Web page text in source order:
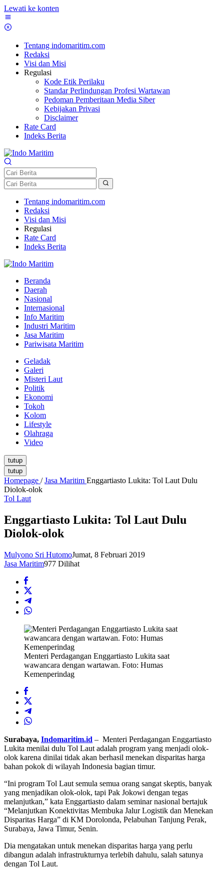
Lewati ke konten
Tentang indomaritim.com
Redaksi
Visi dan Misi
Regulasi
Kode Etik Perilaku
Standar Perlindungan Profesi Wartawan
Pedoman Pemberitaan Media Siber
Kebijakan Privasi
Disclaimer
Rate Card
Indeks Berita
Tentang indomaritim.com
Redaksi
Visi dan Misi
Regulasi
Rate Card
Indeks Berita
Beranda
Daerah
Nasional
Internasional
Info Maritim
Industri Maritim
Jasa Maritim
Pariwisata Maritim
Geladak
Galeri
Misteri Laut
Politik
Ekonomi
Tokoh
Kolom
Lifestyle
Olahraga
Video
tutup
tutup
Homepage / Jasa Maritim Enggartiasto Lukita: Tol Laut Dulu
Diolok-olok
Tol Laut
Enggartiasto Lukita: Tol Laut Dulu
Diolok-olok
Mulyono Sri HutomoJumat, 8 Februari 2019
Jasa Maritim977 Dilihat
Menteri Perdagangan Enggartiasto Lukita saat
wawancara dengan wartawan. Foto: Humas
Kemenperindag
Surabaya, Indomaritim.id – Menteri Perdagangan Enggartiasto
Lukita menilai dulu Tol Laut adalah program yang menjadi olok-
olok karena dinilai tidak akan berhasil menekan disparitas harga
bahan pokok di wilayah Indonesia bagian timur.
“Ini program Tol Laut semula semua orang sangat skeptis, banyak
yang menjadikan olok-olok, tapi Pak Jokowi dengan tegas
melanjutkan,” kata Enggartiasto dalam seminar nasional bertajuk
“Melanjutkan Konektivitas Membuka Jalur Logistik dan Menekan
Disparitas Harga” di KM Dorolonda, Pelabuhan Tanjung Perak,
Surabaya, Jawa Timur, Senin.
Dia mengatakan untuk menekan disparitas harga yang perlu
dibangun adalah infrastrukturnya terlebih dahulu, salah satunya
dengan Tol Laut.